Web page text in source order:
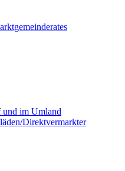
und im Umland
Direktvermarkter